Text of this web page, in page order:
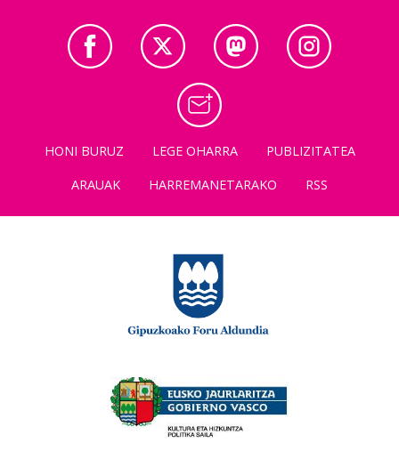
HONI BURUZ LEGE OHARRA
PUBLIZITATEA
ARAUAK
HARREMANETARAKO RSS